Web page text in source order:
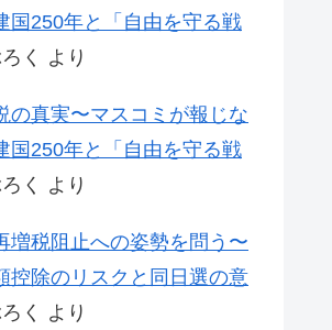
国250年と「自由を守る戦
く より
の真実〜マスコミが報じな
国250年と「自由を守る戦
く より
増税阻止への姿勢を問う〜
控除のリスクと同日選の意
く より